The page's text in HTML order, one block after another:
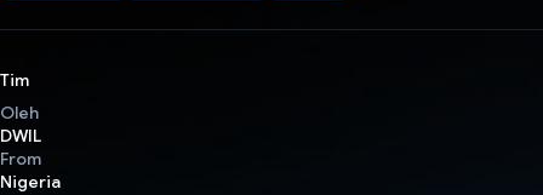
Tim
Oleh
DWIL
From
Nigeria